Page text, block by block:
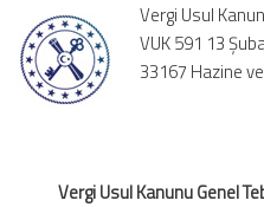
(Sıra
No:
591)
Vergi Usul
VUK 591 13
33167 Hazine
Vergi Usul Kanunu Genel